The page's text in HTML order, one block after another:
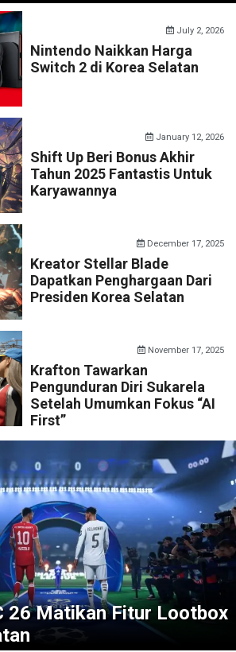
July 2, 2026
Nintendo Naikkan Harga
Switch 2 di Korea Selatan
January 12, 2026
Shift Up Beri Bonus Akhir
Tahun 2025 Fantastis Untuk
Karyawannya
December 17, 2025
Kreator Stellar Blade
Dapatkan Penghargaan Dari
Presiden Korea Selatan
November 17, 2025
Krafton Tawarkan
Pengunduran Diri Sukarela
Setelah Umumkan Fokus “AI
First”
26 Matikan Fitur Lootbox